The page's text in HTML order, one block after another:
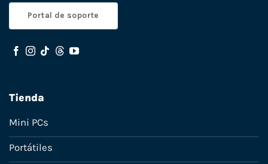
Portal de soporte
Tienda
Mini PCs
Portátiles